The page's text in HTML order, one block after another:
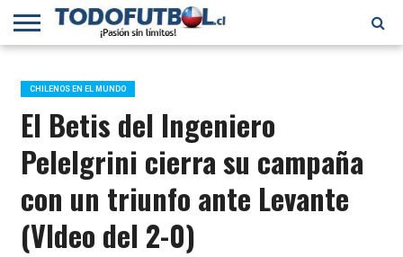
PRIMERA
B
SELECCIÓN
CHILENA
CHILENOS
EN EL
MUNDO
FÚTBOL
INTERNACIONAL
CHILENOS EN EL MUNDO
El Betis del Ingeniero
Pelelgrini cierra su campaña
con un triunfo ante Levante
(VIdeo del 2-0)